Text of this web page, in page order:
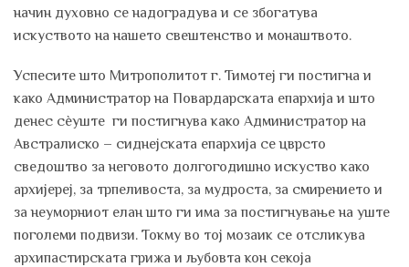
начин духовно се надоградува и се збогатува
искуството на нашето свештенство и монаштвото.
Успесите што Митрополитот г. Тимотеј ги постигна и
како Администратор на Повардарската епархија и што
денес сѐуште ги постигнува како Администратор на
Австралиско – сиднејската епархија се цврсто
сведоштво за неговото долгогодишно искуство како
архијереј, за трпеливоста, за мудроста, за смирението и
за неуморниот елан што ги има за постигнување на уште
поголеми подвизи. Токму во тој мозаик се отсликува
архипастирската грижа и љубовта кон секоја